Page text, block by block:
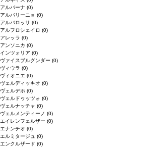
アルバーナ (0)
アルバリーニョ (0)
アルバロッサ (0)
アルフロシェイロ (0)
アレッラ (0)
アンソニカ (0)
インツォリア (0)
ヴァイスブルグンダー (0)
ヴィウラ (0)
ヴィオニエ (0)
ヴェルディッキオ (0)
ヴェルデホ (0)
ヴェルドゥッツォ (0)
ヴェルナッチャ (0)
ヴェルメンティーノ (0)
エイレンフェルザー (0)
エナンチオ (0)
エルミタージュ (0)
エンクルザード (0)